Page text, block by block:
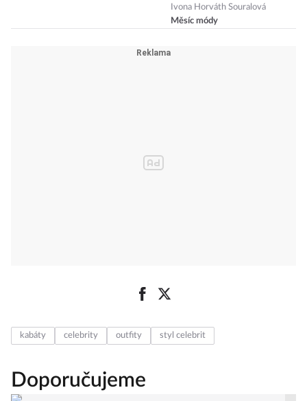
podzim v botníku
Ivona Horváth Souralová
Měsíc módy
kabáty celebrity outfity styl celebrit
Doporučujeme